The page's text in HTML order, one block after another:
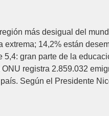
más desigual del
14,2% están
gran parte de la
registra 2.859.032
Según el Presidente